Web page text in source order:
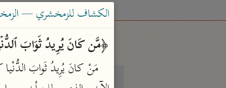
بحث
الكشاف للزمخشري — الزمخشري
﴿مَّن كَانَ یُرِیدُ ثَوَابَ